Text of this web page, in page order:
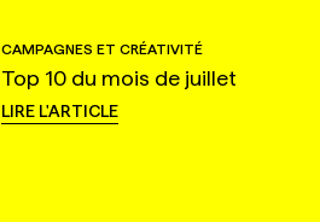
CAMPAGNES ET CRÉATIVITÉ
Top 10 du mois de juillet
LIRE L'ARTICLE